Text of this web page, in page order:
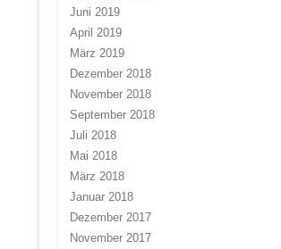
Juni 2019
April 2019
März 2019
Dezember 2018
November 2018
September 2018
Juli 2018
Mai 2018
März 2018
Januar 2018
Dezember 2017
November 2017